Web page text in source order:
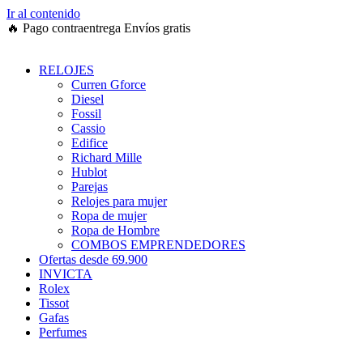
Ir al contenido
🔥 Pago contraentrega Envíos gratis
RELOJES
Curren Gforce
Diesel
Fossil
Cassio
Edifice
Richard Mille
Hublot
Parejas
Relojes para mujer
Ropa de mujer
Ropa de Hombre
COMBOS EMPRENDEDORES
Ofertas desde 69.900
INVICTA
Rolex
Tissot
Gafas
Perfumes